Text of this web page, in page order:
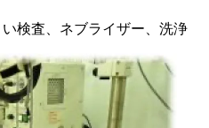
検査、ネブライザー、洗浄